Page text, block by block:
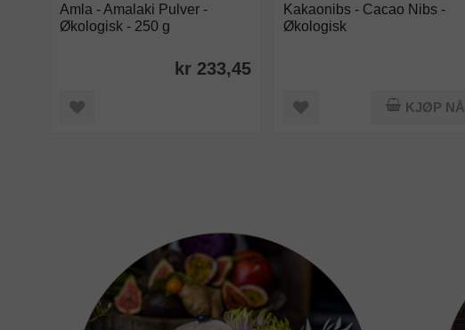
Amla - Amalaki Pulver -
Økologisk - 250 g
kr 233,45
Kakaonibs - Cacao Nibs -
Økologisk
KJØP NÅ